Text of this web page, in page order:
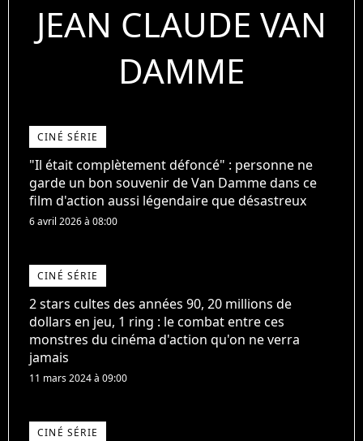
JEAN CLAUDE VAN
DAMME
CINÉ SÉRIE
"Il était complètement défoncé" : personne ne
garde un bon souvenir de Van Damme dans ce
film d'action aussi légendaire que désastreux
6 avril 2026 à 08:00
CINÉ SÉRIE
2 stars cultes des années 90, 20 millions de
dollars en jeu, 1 ring : le combat entre ces
monstres du cinéma d'action qu'on ne verra
jamais
11 mars 2024 à 09:00
CINÉ SÉRIE